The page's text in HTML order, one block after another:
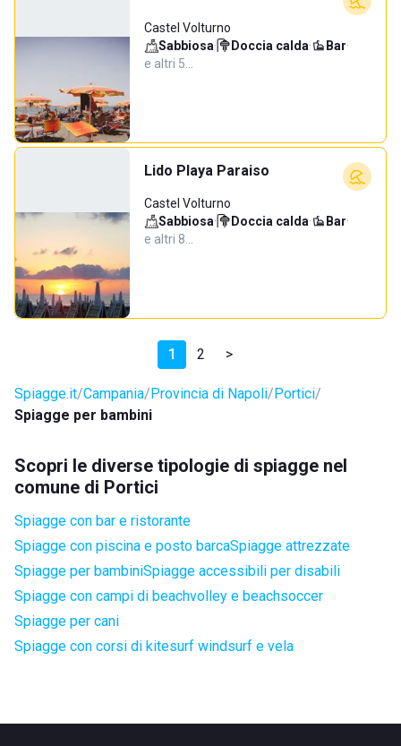
Castel Volturno
Sabbiosa· Doccia calda· Bar·
e altri 5…
Lido Playa Paraiso
Castel Volturno
Sabbiosa· Doccia calda· Bar·
e altri 8…
1 2 >
Spiagge.it Campania Provincia di Napoli Portici
Spiagge per bambini
Scopri le diverse tipologie di spiagge nel
comune di Portici
Spiagge con bar e ristorante
Spiagge con piscina e posto barcaSpiagge attrezzate
Spiagge per bambiniSpiagge accessibili per disabili
Spiagge con campi di beachvolley e beachsoccer
Spiagge per cani
Spiagge con corsi di kitesurf windsurf e vela